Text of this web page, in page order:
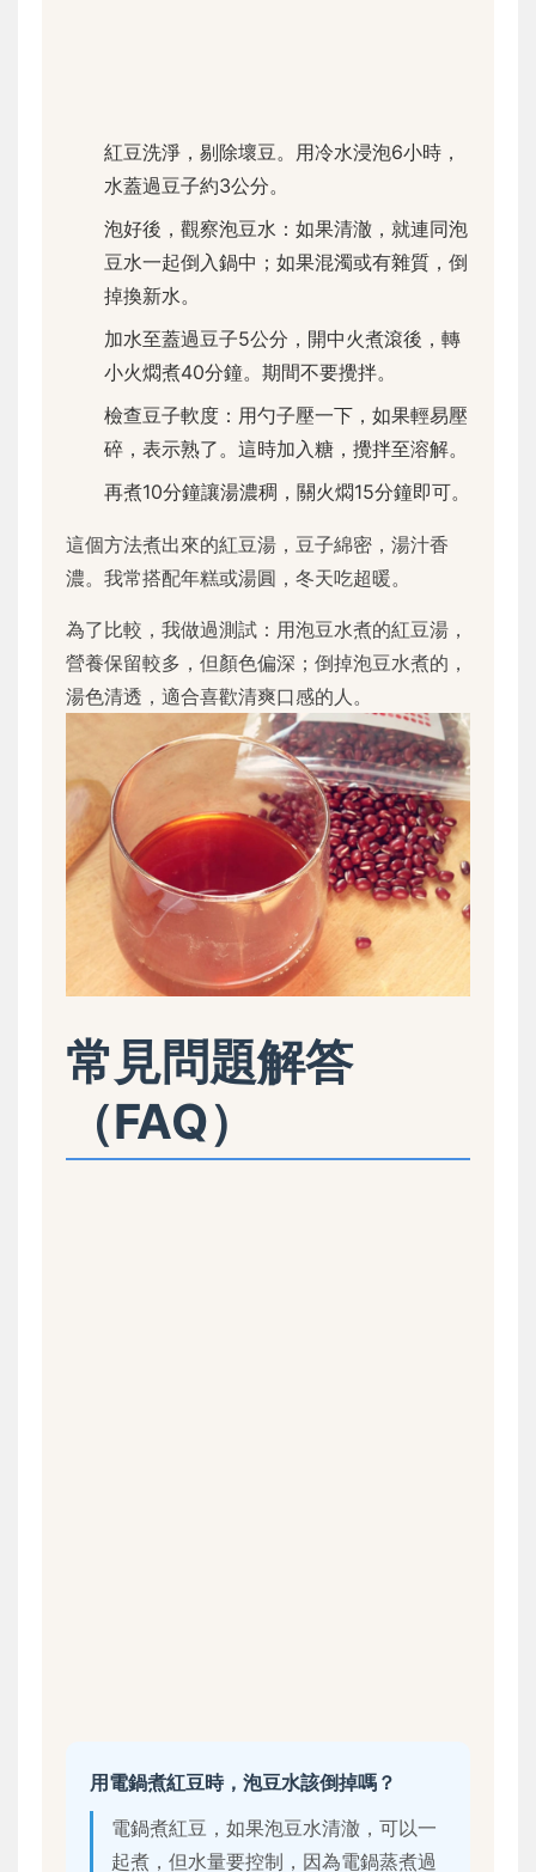
紅豆洗淨，剔除壞豆。用冷水浸泡6小時，
水蓋過豆子約3公分。
泡好後，觀察泡豆水：如果清澈，就連同泡
豆水一起倒入鍋中；如果混濁或有雜質，倒
掉換新水。
加水至蓋過豆子5公分，開中火煮滾後，轉
小火燜煮40分鐘。期間不要攪拌。
檢查豆子軟度：用勺子壓一下，如果輕易壓
碎，表示熟了。這時加入糖，攪拌至溶解。
再煮10分鐘讓湯濃稠，關火燜15分鐘即可。
這個方法煮出來的紅豆湯，豆子綿密，湯汁香
濃。我常搭配年糕或湯圓，冬天吃超暖。
為了比較，我做過測試：用泡豆水煮的紅豆湯，
營養保留較多，但顏色偏深；倒掉泡豆水煮的，
湯色清透，適合喜歡清爽口感的人。
常見問題解答
（FAQ）
用電鍋煮紅豆時，泡豆水該倒掉嗎？
電鍋煮紅豆，如果泡豆水清澈，可以一
起煮，但水量要控制，因為電鍋蒸煮過